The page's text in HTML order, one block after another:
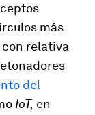
más
relativa
del
IoT, en